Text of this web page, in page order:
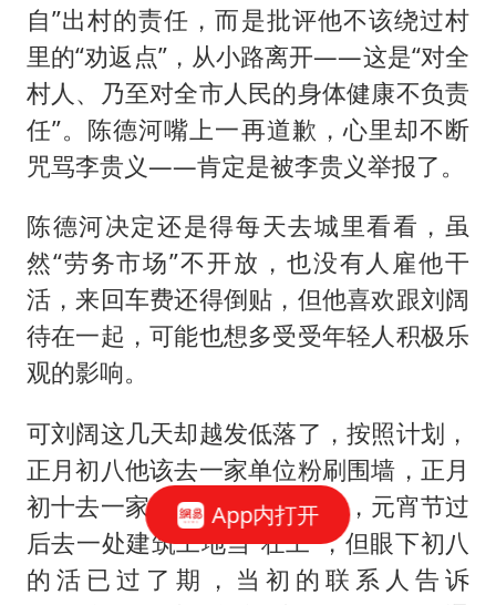
自”出村的责任，而是批评他不该绕过村
里的“劝返点”，从小路离开——这是“对全
村人、乃至对全市人民的身体健康不负责
任”。陈德河嘴上一再道歉，心里却不断
咒骂李贵义——肯定是被李贵义举报了。
陈德河决定还是得每天去城里看看，虽
然“劳务市场”不开放，也没有人雇他干
活，来回车费还得倒贴，但他喜欢跟刘阔
待在一起，可能也想多受受年轻人积极乐
观的影响。
可刘阔这几天却越发低落了，按照计划，
正月初八他该去一家单位粉刷围墙，正月
初十去一家农村自建房刮腻子，元宵节过
后去一处建筑工地当“壮工”，但眼下初八
的活已过了期，当初的联系人告诉
App内打开